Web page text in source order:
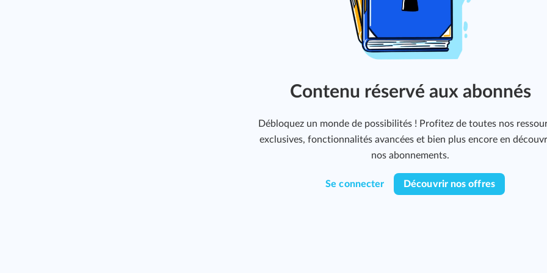
Contenu réservé aux abonnés
Débloquez un monde de possibilités ! Profitez de toutes nos
exclusives, fonctionnalités avancées et bien plus encore en
nos abonnements.
Se connecter Découvrir nos offres